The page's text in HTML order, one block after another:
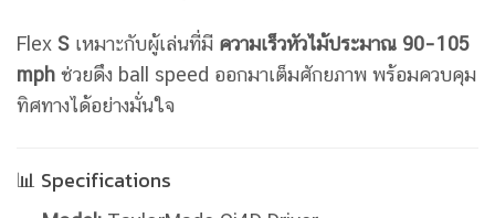
Flex S เหมาะกับผู้เล่นที่มี ความเร็วหัวไม้ประมาณ 90–105
mph ช่วยดึง ball speed ออกมาเต็มศักยภาพ พร้อมควบคุม
ทิศทางได้อย่างมั่นใจ
📊 Specifications